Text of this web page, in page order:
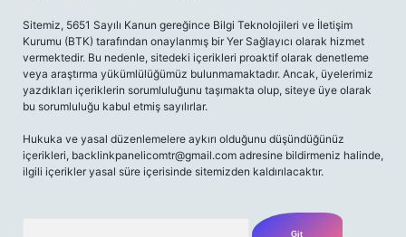
Sitemiz, 5651 Sayılı Kanun gereğince Bilgi Teknolojileri ve İletişim
Kurumu (BTK) tarafından onaylanmış bir Yer Sağlayıcı olarak hizmet
vermektedir. Bu nedenle, sitedeki içerikleri proaktif olarak denetleme
veya araştırma yükümlülüğümüz bulunmamaktadır. Ancak, üyelerimiz
yazdıkları içeriklerin sorumluluğunu taşımakta olup, siteye üye olarak
bu sorumluluğu kabul etmiş sayılırlar.
Hukuka ve yasal düzenlemelere aykırı olduğunu düşündüğünüz
içerikleri, backlinkpanelicomtr@gmail.com adresine bildirmeniz halinde,
ilgili içerikler yasal süre içerisinde sitemizden kaldırılacaktır.